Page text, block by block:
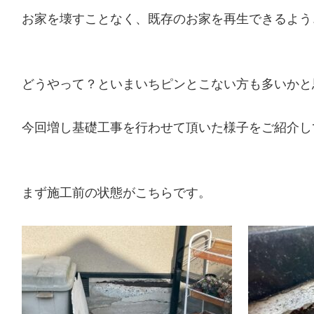
お家を壊すことなく、既存のお家を再生できるよ
どうやって？といまいちピンとこない方も多いか
今回増し基礎工事を行わせて頂いた様子をご紹介
まず施工前の状態がこちらです。